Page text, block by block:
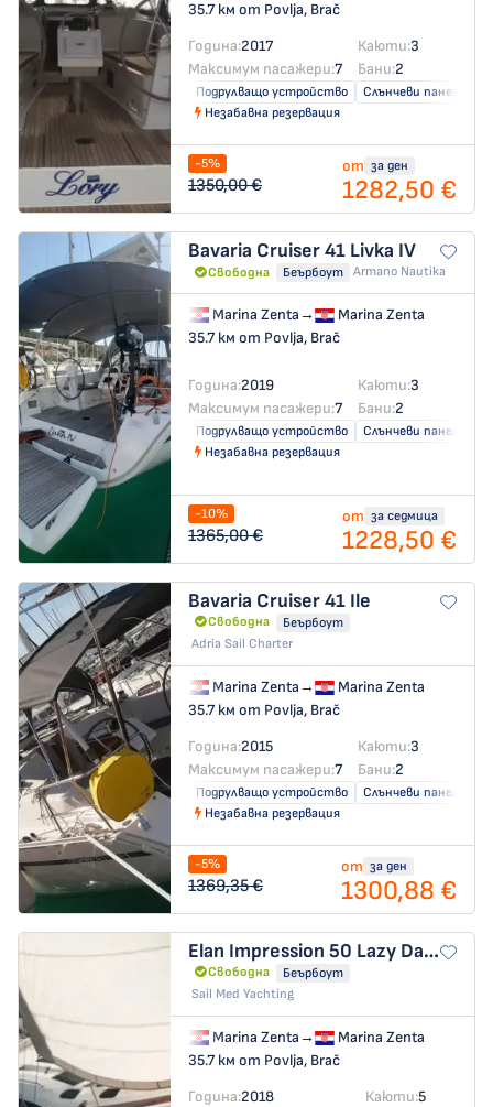
35.7 км от Povlja, Brač
Година:2017 Каюти:3
Максимум пасажери:7 Бани:2
Подрулващо устройство
Слънчеви панели
Незабавна резервация
-5%
1350,00 €
от за ден
1282,50 €
Bavaria Cruiser 41 Livka IV
Свободна Беърбоут Armano Nautika
Marina Zenta→
Marina Zenta
35.7 км от Povlja, Brač
Година:2019 Каюти:3
Максимум пасажери:7 Бани:2
Подрулващо устройство
Слънчеви панели
Незабавна резервация
-10%
1365,00 €
от за седмица
1228,50 €
Bavaria Cruiser 41 Ile
Свободна
Беърбоут
Adria Sail Charter
Marina Zenta→
Marina Zenta
35.7 км от Povlja, Brač
Година:2015 Каюти:3
Максимум пасажери:7 Бани:2
Подрулващо устройство
Слънчеви панели
Незабавна резервация
-5%
1369,35 €
от за ден
1300,88 €
Elan Impression 50 Lazy Days
Свободна
Беърбоут
Sail Med Yachting
Marina Zenta→
Marina Zenta
35.7 км от Povlja, Brač
Година:2018 Каюти:5